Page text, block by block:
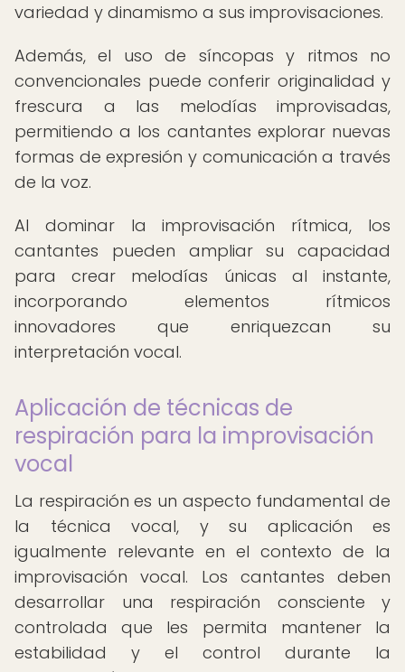
variedad y dinamismo a sus improvisaciones.
Además, el uso de síncopas y ritmos no
convencionales puede conferir originalidad y
frescura a las melodías improvisadas,
permitiendo a los cantantes explorar nuevas
formas de expresión y comunicación a través
de la voz.
Al dominar la improvisación rítmica, los
cantantes pueden ampliar su capacidad
para crear melodías únicas al instante,
incorporando elementos rítmicos
innovadores que enriquezcan su
interpretación vocal.
Aplicación de técnicas de
respiración para la improvisación
vocal
La respiración es un aspecto fundamental de
la técnica vocal, y su aplicación es
igualmente relevante en el contexto de la
improvisación vocal. Los cantantes deben
desarrollar una respiración consciente y
controlada que les permita mantener la
estabilidad y el control durante la